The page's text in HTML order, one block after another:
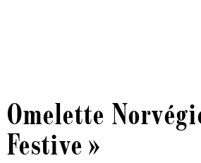
Omelette
Festive »